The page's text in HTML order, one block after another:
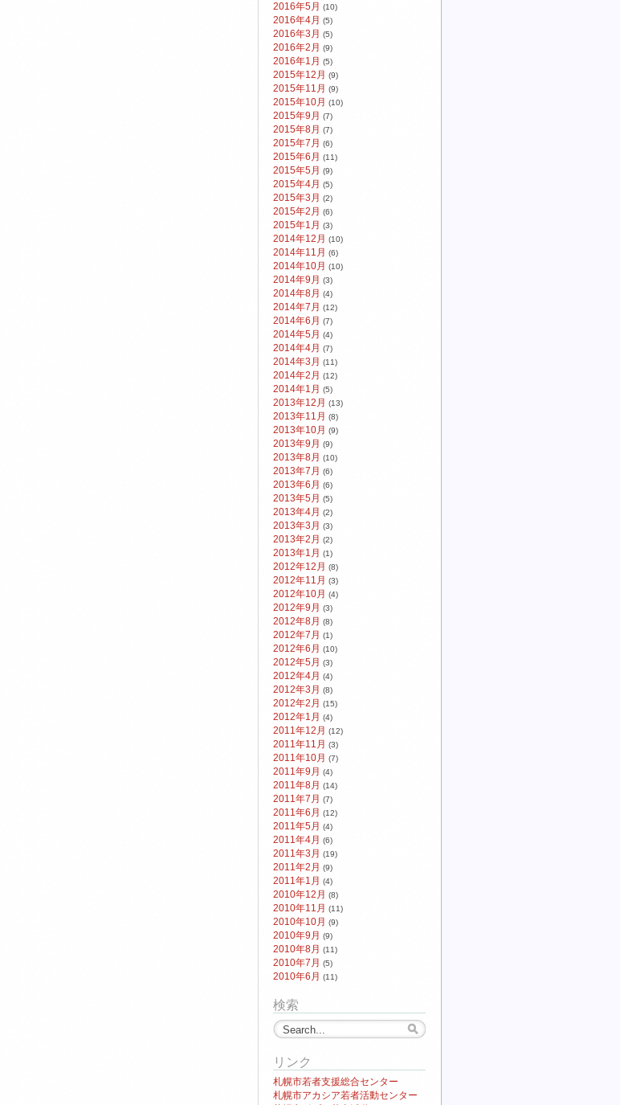
2016年5月 (10)
2016年4月 (5)
2016年3月 (5)
2016年2月 (9)
2016年1月 (5)
2015年12月 (9)
2015年11月 (9)
2015年10月 (10)
2015年9月 (7)
2015年8月 (7)
2015年7月 (6)
2015年6月 (11)
2015年5月 (9)
2015年4月 (5)
2015年3月 (2)
2015年2月 (6)
2015年1月 (3)
2014年12月 (10)
2014年11月 (6)
2014年10月 (10)
2014年9月 (3)
2014年8月 (4)
2014年7月 (12)
2014年6月 (7)
2014年5月 (4)
2014年4月 (7)
2014年3月 (11)
2014年2月 (12)
2014年1月 (5)
2013年12月 (13)
2013年11月 (8)
2013年10月 (9)
2013年9月 (9)
2013年8月 (10)
2013年7月 (6)
2013年6月 (6)
2013年5月 (5)
2013年4月 (2)
2013年3月 (3)
2013年2月 (2)
2013年1月 (1)
2012年12月 (8)
2012年11月 (3)
2012年10月 (4)
2012年9月 (3)
2012年8月 (8)
2012年7月 (1)
2012年6月 (10)
2012年5月 (3)
2012年4月 (4)
2012年3月 (8)
2012年2月 (15)
2012年1月 (4)
2011年12月 (12)
2011年11月 (3)
2011年10月 (7)
2011年9月 (4)
2011年8月 (14)
2011年7月 (7)
2011年6月 (12)
2011年5月 (4)
2011年4月 (6)
2011年3月 (19)
2011年2月 (9)
2011年1月 (4)
2010年12月 (8)
2010年11月 (11)
2010年10月 (9)
2010年9月 (9)
2010年8月 (11)
2010年7月 (5)
2010年6月 (11)
検索
リンク
札幌市若者支援総合センター
札幌市アカシア若者活動センター